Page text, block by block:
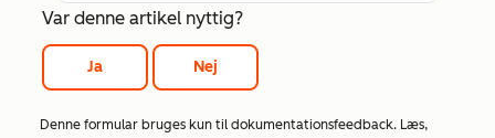
Var denne artikel nyttig?
Ja Nej
Denne formular bruges kun til dokumentationsfeedback. Læs,